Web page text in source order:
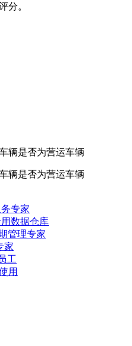
分。
辆是否为营运车辆
辆是否为营运车辆
专家
数据仓库
管理专家
家
工
用